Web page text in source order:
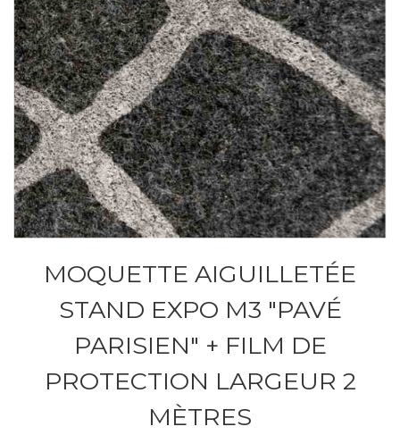
MOQUETTE AIGUILLETÉE
STAND EXPO M3 "PAVÉ
PARISIEN" + FILM DE
PROTECTION LARGEUR 2
MÈTRES